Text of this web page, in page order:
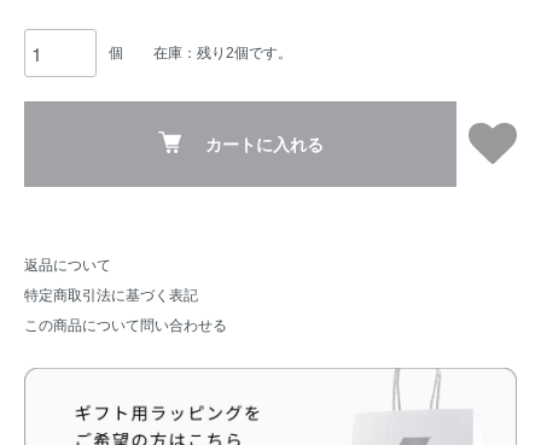
個 在庫：残り2個です。
カートに入れる
返品について
特定商取引法に基づく表記
この商品について問い合わせる